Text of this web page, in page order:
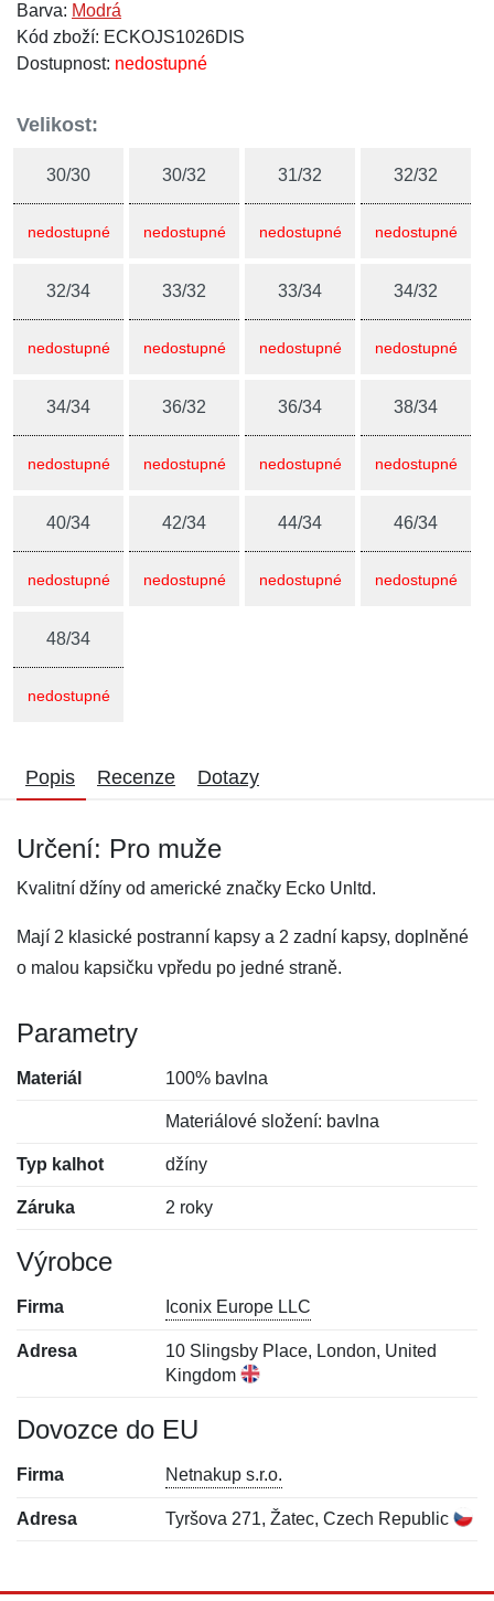
Barva: Modrá
Kód zboží: ECKOJS1026DIS
Dostupnost: nedostupné
Velikost:
30/30
nedostupné
30/32
nedostupné
31/32
nedostupné
32/32
nedostupné
32/34
nedostupné
33/32
nedostupné
33/34
nedostupné
34/32
nedostupné
34/34
nedostupné
36/32
nedostupné
36/34
nedostupné
38/34
nedostupné
40/34
nedostupné
42/34
nedostupné
44/34
nedostupné
46/34
nedostupné
48/34
nedostupné
Popis Recenze Dotazy
Určení: Pro muže
Kvalitní džíny od americké značky Ecko Unltd.
Mají 2 klasické postranní kapsy a 2 zadní kapsy, doplněné
o malou kapsičku vpředu po jedné straně.
Parametry
Materiál 100% bavlna
Materiálové složení: bavlna
Typ kalhot džíny
Záruka 2 roky
Výrobce
Firma Iconix Europe LLC
Adresa
10 Slingsby Place, London, United
Kingdom
Dovozce do EU
Firma Netnakup s.r.o.
Adresa Tyršova 271, Žatec, Czech Republic